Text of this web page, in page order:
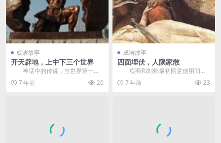
成语故事
开天辟地，上中下三个世界
神话中的传说，当世界第一
时，天与地是同一个。世界就像一
个鸡蛋，天堂和地球的创...
7 年前 20
成语故事
四面埋伏，人陨家散
项羽和刘邦最初同意使用间隙
（在今天河南 荣县 贾鲁河）作为边
界，并且不互相侵...
7 年前 23